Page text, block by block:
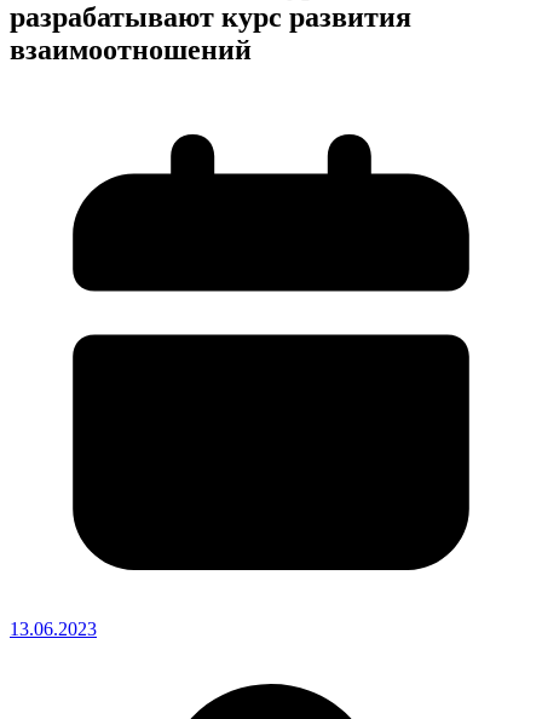
разрабатывают курс развития
взаимоотношений
13.06.2023